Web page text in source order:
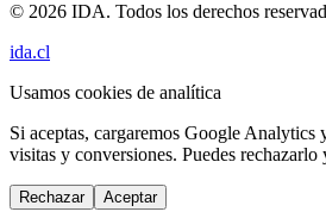
© 2026 IDA. Todos los derechos
ida.cl
Usamos cookies de analítica
Si aceptas, cargaremos Google Analytics
visitas y conversiones. Puedes
Rechazar Aceptar